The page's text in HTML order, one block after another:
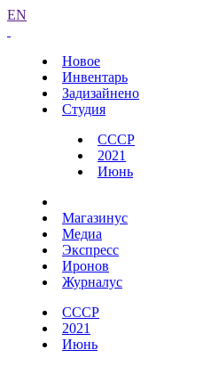
EN
Новое
Инвентарь
Задизайнено
Студия
СССР
2021
Июнь
Магазинус
Медиа
Экспресс
Иронов
Журналус
СССР
2021
Июнь